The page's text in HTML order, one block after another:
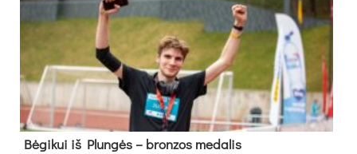
Bė­gi­kui iš Plun­gės – bron­zos me­da­lis